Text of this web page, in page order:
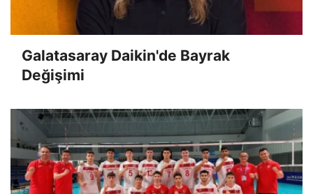
Galatasaray Daikin'de Bayrak
Değişimi